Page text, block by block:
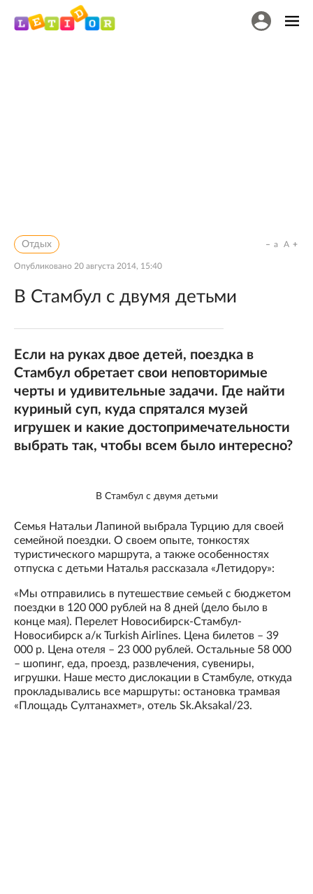
Отдых
Опубликовано 20 августа 2014, 15:40
a A
В Стамбул с двумя детьми
Если на руках двое детей, поездка в
Стамбул обретает свои неповторимые
черты и удивительные задачи. Где найти
куриный суп, куда спрятался музей
игрушек и какие достопримечательности
выбрать так, чтобы всем было интересно?
В Стамбул с двумя детьми
Семья Натальи Лапиной выбрала Турцию для своей
семейной поездки. О своем опыте, тонкостях
туристического маршрута, а также особенностях
отпуска с детьми Наталья рассказала «Летидору»:
«Мы отправились в путешествие семьей с бюджетом
поездки в 120 000 рублей на 8 дней (дело было в
конце мая). Перелет Новосибирск-Стамбул-
Новосибирск а/к Turkish Airlines. Цена билетов – 39
000 р. Цена отеля – 23 000 рублей. Остальные 58 000
– шопинг, еда, проезд, развлечения, сувениры,
игрушки. Наше место дислокации в Стамбуле, откуда
прокладывались все маршруты: остановка трамвая
«Площадь Султанахмет», отель Sk.Aksakal/23.